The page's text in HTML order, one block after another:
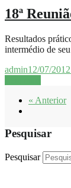
18ª
Resultados
intermédio de
admin12/07/2012
« Anterior
Pesquisar
Pesquisar